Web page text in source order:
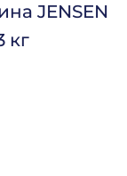
JENSEN
кг